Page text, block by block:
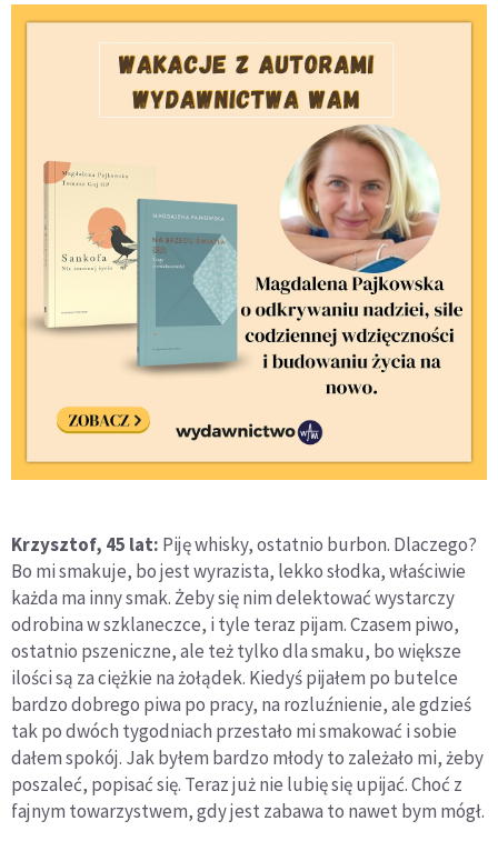
Krzysztof, 45 lat: Piję whisky, ostatnio burbon. Dlaczego?
Bo mi smakuje, bo jest wyrazista, lekko słodka, właściwie
każda ma inny smak. Żeby się nim delektować wystarczy
odrobina w szklaneczce, i tyle teraz pijam. Czasem piwo,
ostatnio pszeniczne, ale też tylko dla smaku, bo większe
ilości są za ciężkie na żołądek. Kiedyś pijałem po butelce
bardzo dobrego piwa po pracy, na rozluźnienie, ale gdzieś
tak po dwóch tygodniach przestało mi smakować i sobie
dałem spokój. Jak byłem bardzo młody to zależało mi, żeby
poszaleć, popisać się. Teraz już nie lubię się upijać. Choć z
fajnym towarzystwem, gdy jest zabawa to nawet bym mógł.